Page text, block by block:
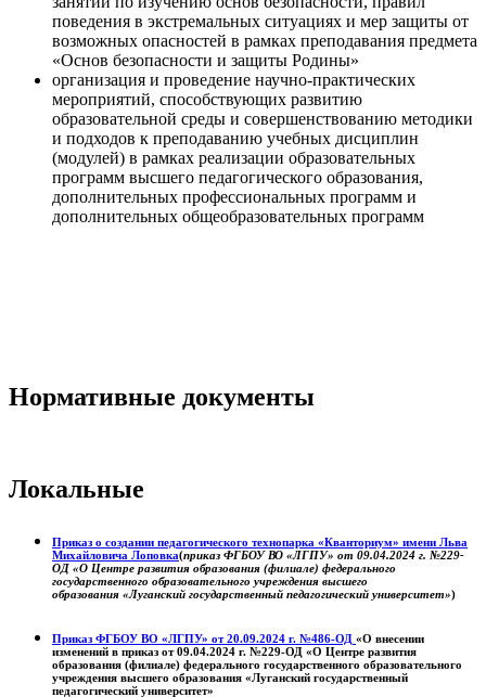
поведения в экстремальных ситуациях и мер защиты от
возможных опасностей в рамках преподавания предмета
«Основ безопасности и защиты Родины»
организация и проведение научно-практических
мероприятий, способствующих развитию
образовательной среды и совершенствованию методики
и подходов к преподаванию учебных дисциплин
(модулей) в рамках реализации образовательных
программ высшего педагогического образования,
дополнительных профессиональных программ и
дополнительных общеобразовательных программ
Нормативные документы
Локальные
Приказ о создании педагогического технопарка «Кванториум» имени Льва
Михайловича Лоповка(приказ ФГБОУ ВО «ЛГПУ» от 09.04.2024 г. №229-
ОД «О Центре развития образования (филиале) федерального
государственного образовательного учреждения высшего
образования «Луганский государственный педагогический университет»)
Приказ ФГБОУ ВО «ЛГПУ» от 20.09.2024 г. №486-ОД «О внесении
изменений в приказ от 09.04.2024 г. №229-ОД «О Центре развития
образования (филиале) федерального государственного образовательного
учреждения высшего образования «Луганский государственный
педагогический университет»